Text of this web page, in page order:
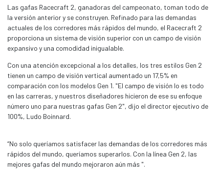
Las gafas Racecraft 2, ganadoras del campeonato, toman todo de
la versión anterior y se construyen. Refinado para las demandas
actuales de los corredores más rápidos del mundo, el Racecraft 2
proporciona un sistema de visión superior con un campo de visión
expansivo y una comodidad inigualable.
Con una atención excepcional a los detalles, los tres estilos Gen 2
tienen un campo de visión vertical aumentado un 17,5% en
comparación con los modelos Gen 1. "El campo de visión lo es todo
en las carreras, y nuestros diseñadores hicieron de ese su enfoque
número uno para nuestras gafas Gen 2", dijo el director ejecutivo de
100%, Ludo Boinnard.
“No solo queríamos satisfacer las demandas de los corredores más
rápidos del mundo, queríamos superarlos. Con la línea Gen 2, las
mejores gafas del mundo mejoraron aún más ".